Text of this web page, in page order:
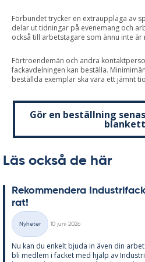
Förbundet trycker en extraupplaga av
delar ut tidningar på evenemang och
också till arbetstagare som ännu inte
Förtroendemän och andra
fackavdelningen kan beställa.
beställda exemplar ska vara ett jämnt
Gör en beställning
Läs också de här
Re­kom­men­de­ra
rat!
Kategorier
Nyheter
10 juni 2026
Nu kan du en­kelt bju­da in även din
bli med­lem i fac­ket med hjälp av